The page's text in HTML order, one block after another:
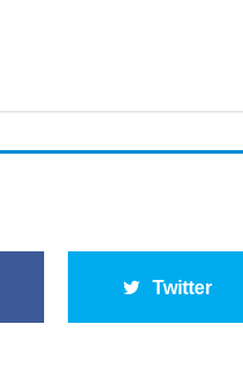
Twitter